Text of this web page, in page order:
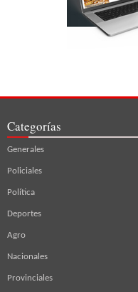
Categorías
Generales
Policiales
Política
Deportes
Agro
Nacionales
Provinciales